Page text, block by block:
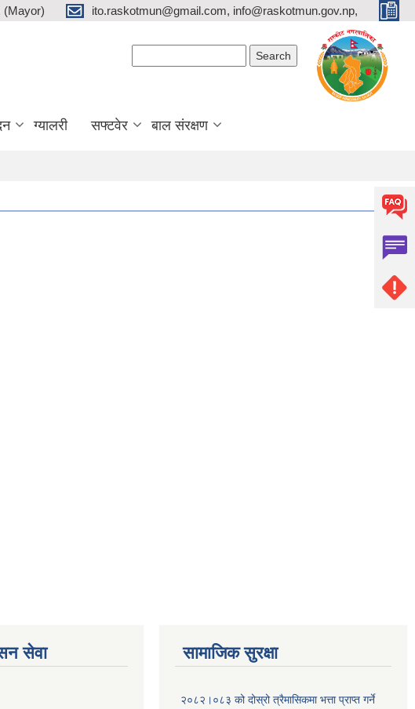
ito.raskotmun@gmail.com, info@raskotmun.gov.np,
ग्यालरी सफ्टवेर बाल संरक्षण
सेवा सामाजिक सुरक्षा
२०८२।०८३ को दोस्रो त्रैमासिकमा भत्ता प्राप्‍त गर्ने